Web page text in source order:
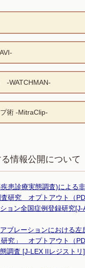
-WATCHMAN-
術 -MitraClip-
情報公開について
患診療実態調査)による
研究 オプトアウト（
ョン全国症例登録研究
アブレーションにおける
究」 オプトアウト（
調査 [J-LEX IIレジスト